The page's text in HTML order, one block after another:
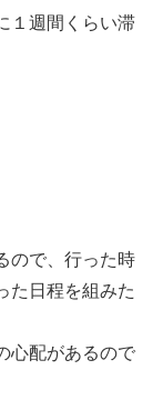
１週間くらい滞
ので、行った時
た日程を組みた
心配があるので